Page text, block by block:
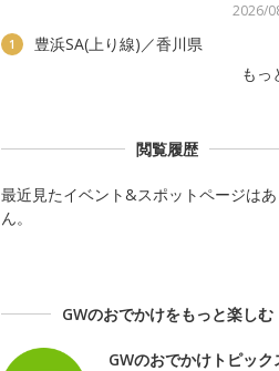
2026/
1
豊浜SA(上り線)／香川県
もっ
閲覧履歴
最近見たイベント&スポットページは
ん。
GWのおでかけをもっと楽しむ
GWのおでかけトピック